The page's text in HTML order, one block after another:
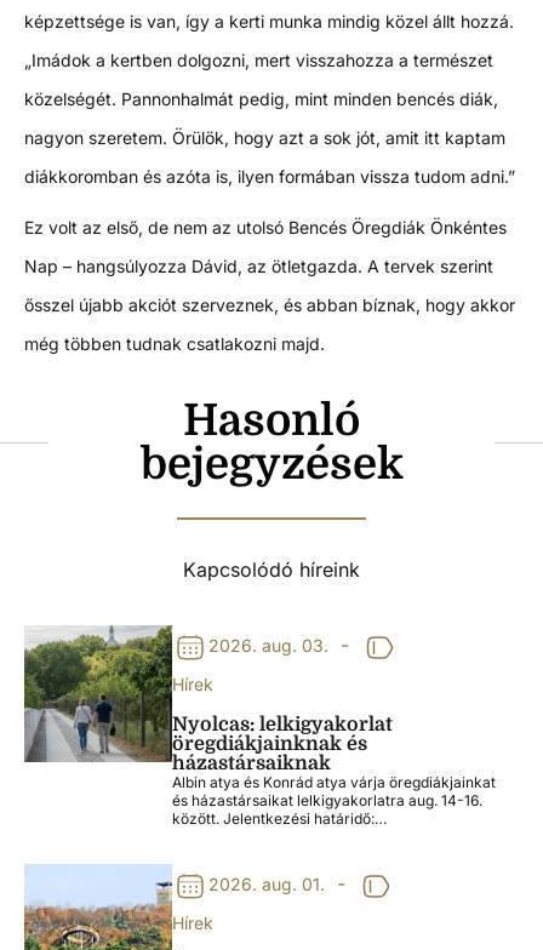
képzettsége is van, így a kerti munka mindig közel állt hozzá.
„Imádok a kertben dolgozni, mert visszahozza a természet
közelségét. Pannonhalmát pedig, mint minden bencés diák,
nagyon szeretem. Örülök, hogy azt a sok jót, amit itt kaptam
diákkoromban és azóta is, ilyen formában vissza tudom adni.”
Ez volt az első, de nem az utolsó Bencés Öregdiák Önkéntes
Nap – hangsúlyozza Dávid, az ötletgazda. A tervek szerint
ősszel újabb akciót szerveznek, és abban bíznak, hogy akkor
még többen tudnak csatlakozni majd.
Hasonló
bejegyzések
Kapcsolódó híreink
2026. aug. 03. -
Hírek
Nyolcas: lelkigyakorlat
öregdiákjainknak és
házastársaiknak
Albin atya és Konrád atya várja öregdiákjainkat
és házastársaikat lelkigyakorlatra aug. 14-16.
között. Jelentkezési határidő:…
2026. aug. 01. -
Hírek